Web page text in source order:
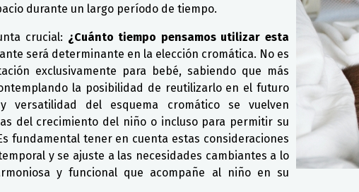
durante un largo período de tiempo.
crucial: ¿Cuánto tiempo pensamos utilizar esta
será determinante en la elección cromática. No es
exclusivamente para bebé, sabiendo que más
la posibilidad de reutilizarlo en el futuro
del esquema cromático se vuelven
del crecimiento del niño o incluso para permitir su
fundamental tener en cuenta estas consideraciones
y se ajuste a las necesidades cambiantes a lo
y funcional que acompañe al niño en su